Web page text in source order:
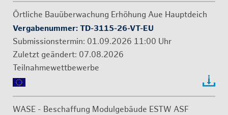
Ört­li­che Bau­über­wa­chung Er­hö­hung Aue Haupt­deich
Ver­ga­be­num­mer: TD-3115-26-VT-EU
Sub­mis­si­ons­ter­min: 01.09.2026 11:00 Uhr
07.08.2026
Teil­nah­me­wett­be­wer­be
WASE - Be­schaf­fung Mo­dul­ge­bäu­de ESTW ASF